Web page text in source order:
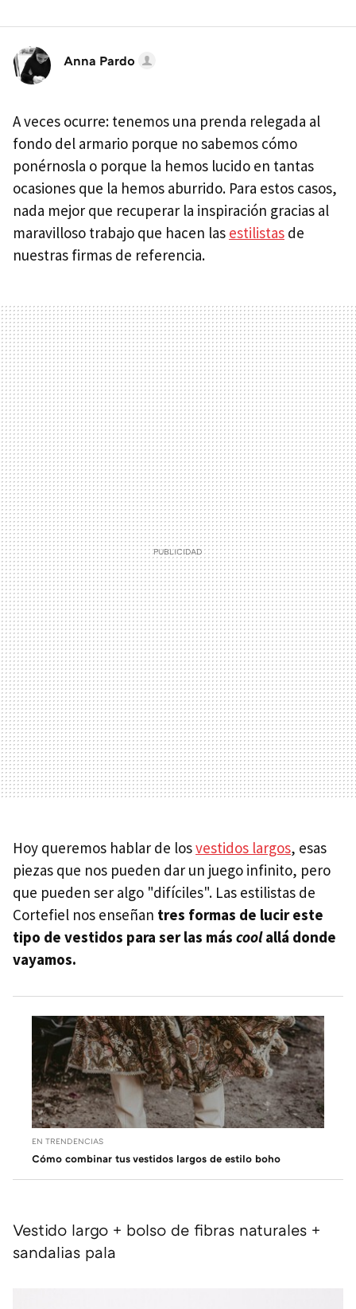
Anna Pardo
A veces ocurre: tenemos una prenda relegada al
fondo del armario porque no sabemos cómo
ponérnosla o porque la hemos lucido en tantas
ocasiones que la hemos aburrido. Para estos casos,
nada mejor que recuperar la inspiración gracias al
maravilloso trabajo que hacen las estilistas de
nuestras firmas de referencia.
Hoy queremos hablar de losvestidos largos, esas
piezas que nos pueden dar un juego infinito, pero
que pueden ser algo "difíciles". Las estilistas de
Cortefiel nos enseñan tres formas de lucir este
tipo de vestidos para ser las más coolallá donde
vayamos.
EN TRENDENCIAS
Cómo combinar tus vestidos largos de estilo boho
Vestido largo + bolso de fibras naturales +
sandalias pala